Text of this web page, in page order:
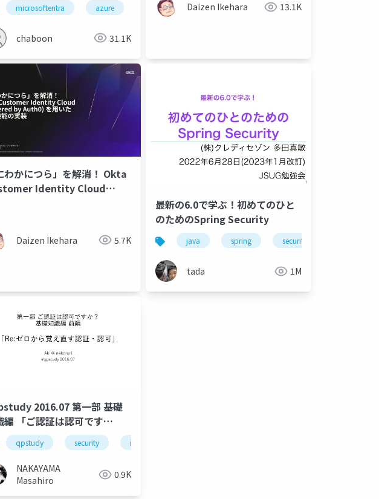
microsoftentra azure kerberos active directory
chaboon 31.1K
Daizen Ikehara 13.1K
わかにつら」を解消！ Okta
Identity Cloud
Daizen Ikehara 5.7K
最新の6.0で学ぶ！初めてのひと
のためのSpring Security
java spring security
tada 1M
2016.07 第一部 基礎
編 「ご認証は認可です
」qpstudy security idm
NAKAYAMA
Masahiro
0.9K